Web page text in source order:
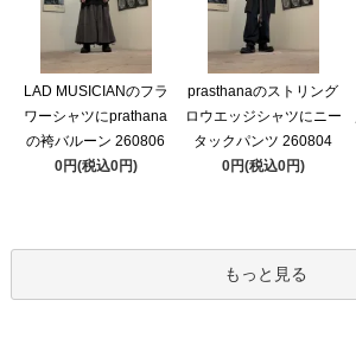
LAD MUSICIANのフラ
ワーシャツにprathana
の袴バルーン 260806
0円(税込0円)
prasthanaのストリング
ロウエッジシャツにニー
タックパンツ 260804
0円(税込0円)
もっと見る